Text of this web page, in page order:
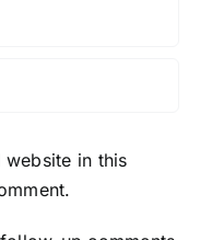
website in this